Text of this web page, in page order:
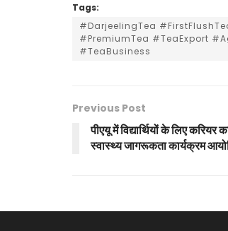
Tags:
#DarjeelingTea
#PremiumTea #TeaExport
#TeaBusiness
Previous Post
पीएयू में विद्यार्थियों के लिए
स्वास्थ्य जागरूकता कार्यक्रम